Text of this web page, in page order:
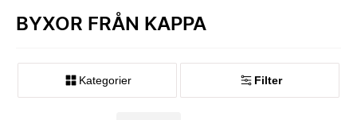
BYXOR FRÅN KAPPA
Kategorier Filter